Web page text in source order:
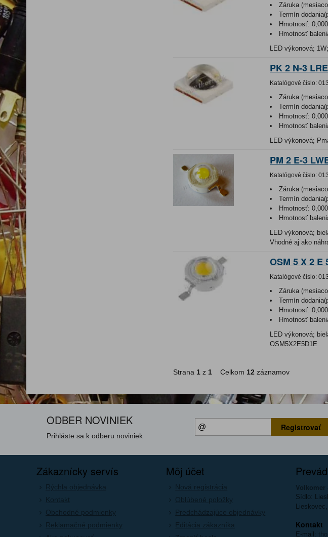
Záruka
Termín
Hmotnosť:
Hmotnosť
LED výkonová;
PK 2 N-3
Katalógové číslo:
Záruka
Termín
Hmotnosť:
Hmotnosť
LED výkonová;
PM 2 E-3
Katalógové číslo:
Záruka
Termín
Hmotnosť:
Hmotnosť
LED výkonová;
Vhodné aj ako
OSM 5 X 2 E
Katalógové číslo:
Záruka
Termín
Hmotnosť:
Hmotnosť
LED výkonová;
OSM5X2E5D1E
Strana 1 z 1 Celkom 12 záznamov
ODBER NOVINIEK
Prihláste sa k odberu noviniek
Registrovať
Zákaznícky servís
Rýchla objednávka
Kontakt
Obchodné podmienky
Reklamačné podmienky
Môj účet
Nová registrácia
Oblúbené položky
Predchádzajúce objednávky
Editácia zákazníka
Sídlo:
Kontakt
E-mail: